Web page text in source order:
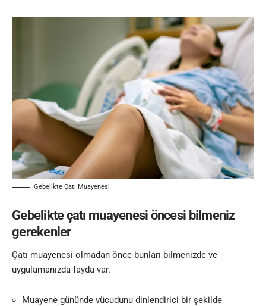
Gebelikte Çatı Muayenesi
Gebelikte çatı muayenesi öncesi bilmeniz
gerekenler
Çatı muayenesi olmadan önce bunları bilmenizde ve
uygulamanızda fayda var.
Muayene gününde vücudunu dinlendirici bir şekilde